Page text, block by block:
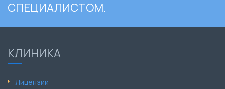
СПЕЦИАЛИСТОМ.
КЛИНИКА
Лицензии